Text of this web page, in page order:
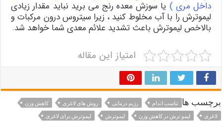
داخل مری ) یا سوزش معده رنج می برید نباید مقدار زیادی
لیموترش را با آب مخلوط کنید ، زیرا سیتروس درون مرکبات و
بالاخص لیموترش باعث تشدید علائم معدی شما خواهد شد.
امتیاز این مقاله
برچسب ها تناسب اندام رژیم درمانی روش های لاغری
کاهش وزن
لاغری
لیمو ترش در کاهش وزن لیموترش لیموترش برای لاغری